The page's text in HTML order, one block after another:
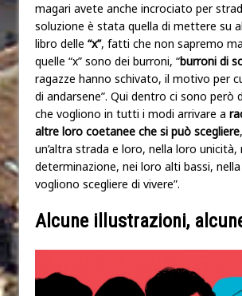
magari avete anche incrociato per
soluzione è stata quella di mettere su
libro delle “x”, fatti che non sapremo
quelle “x” sono dei burroni, “burroni di
ragazze hanno schivato, il motivo per
di andarsene”. Qui dentro ci sono però
che vogliono in tutti i modi arrivare a
altre loro coetanee che si può scegliere
un’altra strada e loro, nella loro unicità,
determinazione, nei loro alti bassi,
vogliono scegliere di vivere”.
Alcune illustrazioni,